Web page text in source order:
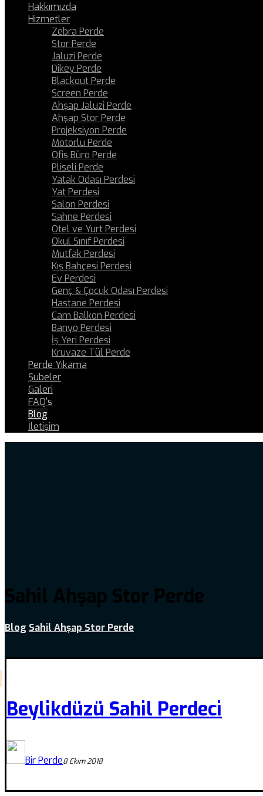
Hakkımızda
Hizmetler
Zebra Perde
Stor Perde
Jaluzi Perde
Dikey Perde
Blackout Perde
Screen Perde
Ahşap Jaluzi Perde
Ahşap Stor Perde
Projeksiyon Perde
Motorlu Perde
Ofis Büro Perde
Pliseli Perde
Yatak Odası Perdesi
Yat Perdesi
Salon Perdesi
Sahne Perdesi
Otel ve Yurt Perdesi
Okul Sınıf Perdesi
Mutfak Perdesi
Kış Bahçesi Perdesi
Ev Perdesi
Genç & Çocuk Odası Perdesi
Hastane Perdesi
Cam Balkon Perdesi
Banyo Perdesi
İş Yeri Perdesi
Kruvaze Tül Perde
Perde Yıkama
Şubeler
Galeri
FAQ’s
Blog
İletişim
Sahil Ahşap Stor Perde
Blog Sahil Ahşap Stor Perde
Beylikdüzü Sahil Perdeci
Bir Perde8 Ekim 2018